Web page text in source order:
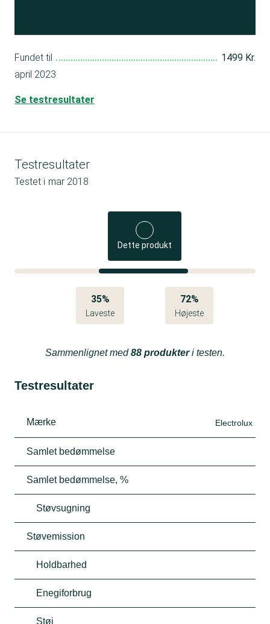
Fundet til
1499 Kr.
april 2023
Se testresultater
Testresultater
Testet i mar 2018
Dette produkt
35%
Laveste
72%
Højeste
Sammenlignet med88 produkteri testen.
Testresultater
Mærke Electrolux
Samlet bedømmelse
Samlet bedømmelse, %
Støvsugning
Støvemission
Holdbarhed
Enegiforbrug
Støj